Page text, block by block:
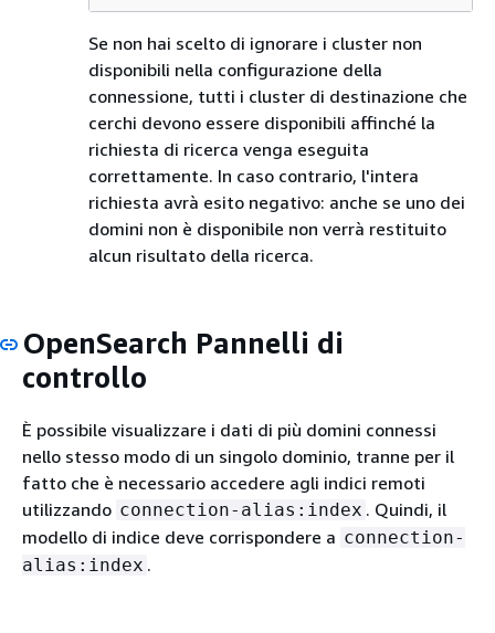
Se non hai scelto di ignorare i cluster non
disponibili nella configurazione della
connessione, tutti i cluster di destinazione che
cerchi devono essere disponibili affinché la
richiesta di ricerca venga eseguita
correttamente. In caso contrario, l'intera
richiesta avrà esito negativo: anche se uno dei
domini non è disponibile non verrà restituito
alcun risultato della ricerca.
OpenSearch Pannelli di
controllo
È possibile visualizzare i dati di più domini connessi
nello stesso modo di un singolo dominio, tranne per il
fatto che è necessario accedere agli indici remoti
utilizzando connection-alias:index . Quindi, il
modello di indice deve corrispondere a connection-
alias:index .